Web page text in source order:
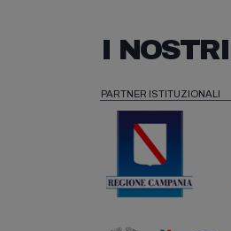
I
PARTNER ISTITUZIONALI